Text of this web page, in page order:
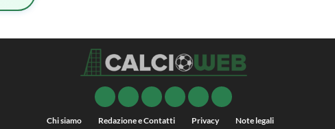
Chi siamo Redazione e Contatti Privacy Note legali